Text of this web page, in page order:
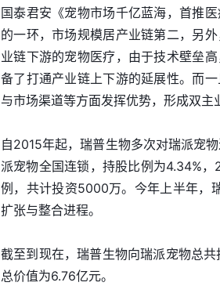
国泰君安《宠物市场千亿蓝海，首推
的一环，市场规模居产业链第二，另
业链下游的宠物医疗，由于技术壁垒
备了打通产业链上下游的延展性。而
与市场渠道等方面发挥优势，形成双主
自2015年起，瑞普生物多次对瑞派宠
派宠物全国连锁，持股比例为4.34%
例，共计投资5000万。今年上半年，
扩张与整合进程。
截至到现在，瑞普生物向瑞派宠物总
总价值为6.76亿元。